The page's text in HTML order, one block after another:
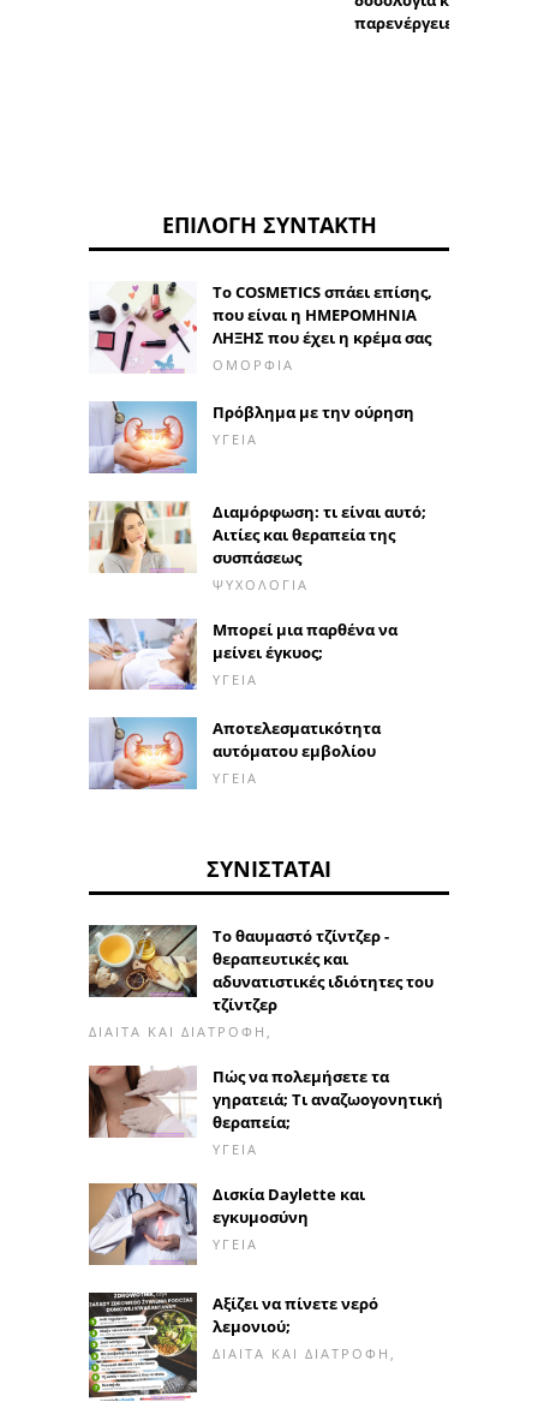
παρενέργειες
ΕΠΙΛΟΓΉ ΣΥΝΤΆΚΤΗ
Το COSMETICS σπάει επίσης,
που είναι η ΗΜΕΡΟΜΗΝΙΑ
ΛΗΞΗΣ που έχει η κρέμα σας
ΟΜΟΡΦΙΆ
Πρόβλημα με την ούρηση
ΥΓΕΊΑ
Διαμόρφωση: τι είναι αυτό;
Αιτίες και θεραπεία της
συσπάσεως
ΨΥΧΟΛΟΓΊΑ
Μπορεί μια παρθένα να
μείνει έγκυος;
ΥΓΕΊΑ
Αποτελεσματικότητα
αυτόματου εμβολίου
ΥΓΕΊΑ
ΣΥΝΙΣΤΆΤΑΙ
Το θαυμαστό τζίντζερ -
θεραπευτικές και
αδυνατιστικές ιδιότητες του
τζίντζερ
ΔΊΑΙΤΑ ΚΑΙ ΔΙΑΤΡΟΦΉ,
Πώς να πολεμήσετε τα
γηρατειά; Τι αναζωογονητική
θεραπεία;
ΥΓΕΊΑ
Δισκία Daylette και
εγκυμοσύνη
ΥΓΕΊΑ
Αξίζει να πίνετε νερό
λεμονιού;
ΔΊΑΙΤΑ ΚΑΙ ΔΙΑΤΡΟΦΉ,